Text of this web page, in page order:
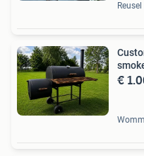
Reusel
€